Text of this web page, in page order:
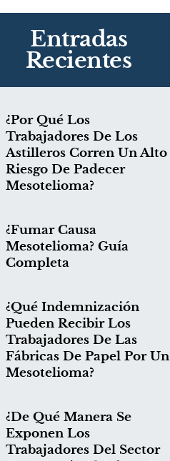
Entradas
Recientes
¿Por Qué Los
Trabajadores De Los
Astilleros Corren Un Alto
Riesgo De Padecer
Mesotelioma?
¿Fumar Causa
Mesotelioma? Guía
Completa
¿Qué Indemnización
Pueden Recibir Los
Trabajadores De Las
Fábricas De Papel Por Un
Mesotelioma?
¿De Qué Manera Se
Exponen Los
Trabajadores Del Sector